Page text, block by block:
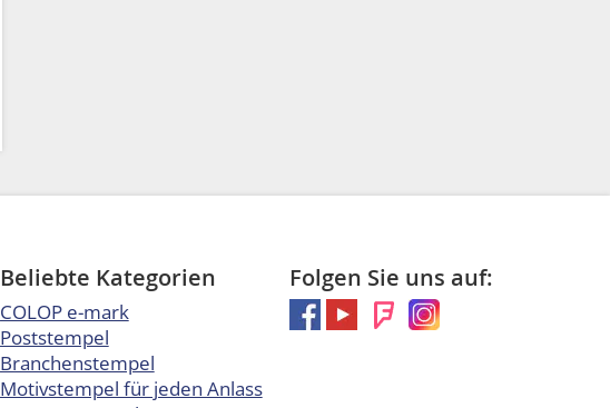
Beliebte Kategorien
COLOP e-mark
Poststempel
Branchenstempel
Motivstempel für jeden Anlass
Folgen Sie uns auf: